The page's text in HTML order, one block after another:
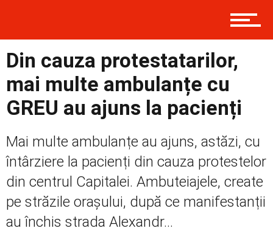
Prima
Politică
Externe
Din cauza protestatarilor,
mai multe ambulanțe cu
GREU au ajuns la pacienți
Mai multe ambulanțe au ajuns, astăzi, cu
întârziere la pacienți din cauza protestelor
din centrul Capitalei. Ambuteiajele, create
pe străzile orașului, după ce manifestanții
au închis strada Alexandr...